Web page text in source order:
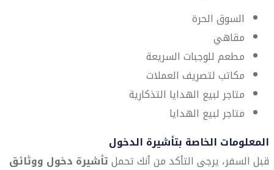
السوق الحرة
مقاهي
مطعم للوجبات السريعة
مكاتب لتصريف العملات
متاجر لبيع الهدايا التذكارية
متاجر لبيع الهدايا
المعلومات الخاصة بتأشيرة الدخول
قبل السفر، يرجى التأكد من أنك تحملتأشيرة دخول ووثائق